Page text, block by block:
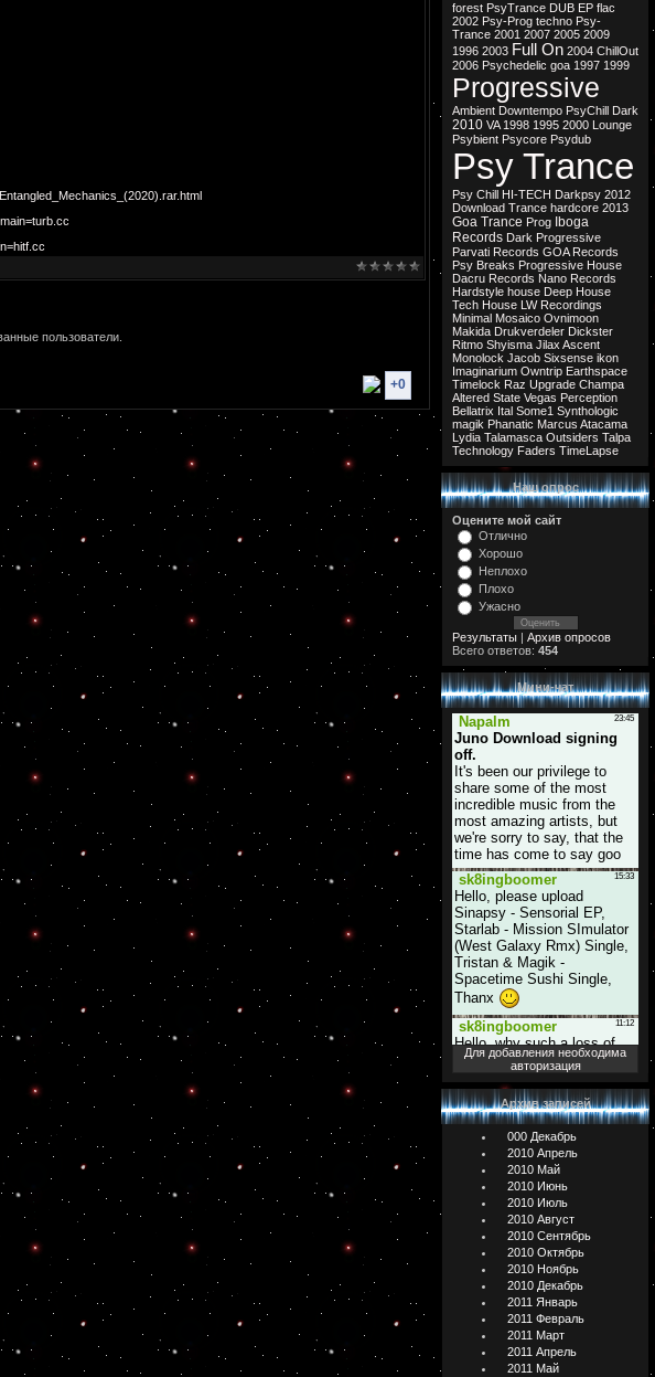
пользователи.
+0
forest PsyTrance DUB EP flac
2002 Psy-Prog techno Psy-
Trance 2001 2007 2005 2009
1996 2003 Full On 2004 ChillOut
2006 Psychedelic goa 1997 1999
Progressive
Ambient Downtempo PsyChill Dark
2010 VA 1998 1995 2000 Lounge
Psybient Psycore Psydub
Psy Trance
Psy Chill HI-TECH Darkpsy 2012
Download Trance hardcore 2013
Goa Trance Prog Iboga
Records Dark Progressive
Parvati Records GOA Records
Psy Breaks Progressive House
Dacru Records Nano Records
Hardstyle house Deep House
Tech House LW Recordings
Minimal Mosaico Ovnimoon
Makida Drukverdeler Dickster
Ritmo Shyisma Jilax Ascent
Monolock Jacob Sixsense ikon
Imaginarium Owntrip Earthspace
Timelock Raz Upgrade Champa
Altered State Vegas Perception
Bellatrix Ital Some1 Synthologic
magik Phanatic Marcus Atacama
Lydia Talamasca Outsiders Talpa
Technology Faders TimeLapse
Наш опрос
Оцените мой сайт
Отлично
Хорошо
Неплохо
Плохо
Ужасно
Результаты | Архив опросов
Всего ответов: 454
Мини-чат
Для добавления необходима
авторизация
Архив записей
000 Декабрь
2010 Апрель
2010 Май
2010 Июнь
2010 Июль
2010 Август
2010 Сентябрь
2010 Октябрь
2010 Ноябрь
2010 Декабрь
2011 Январь
2011 Февраль
2011 Март
2011 Апрель
2011 Май